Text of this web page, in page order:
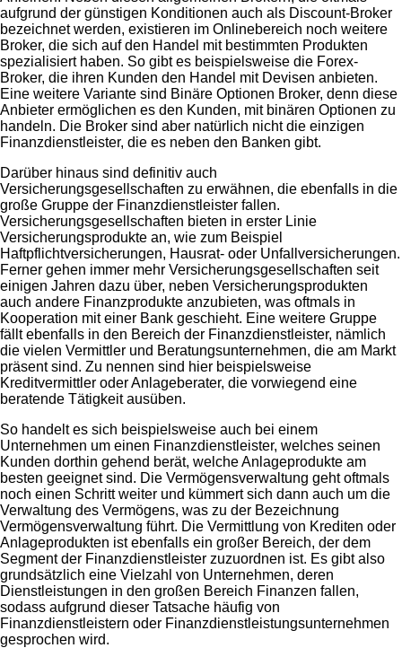
aufgrund der günstigen Konditionen auch als Discount-Broker
bezeichnet werden, existieren im Onlinebereich noch weitere
Broker, die sich auf den Handel mit bestimmten Produkten
spezialisiert haben. So gibt es beispielsweise die Forex-
Broker, die ihren Kunden den Handel mit Devisen anbieten.
Eine weitere Variante sind Binäre Optionen Broker, denn diese
Anbieter ermöglichen es den Kunden, mit binären Optionen zu
handeln. Die Broker sind aber natürlich nicht die einzigen
Finanzdienstleister, die es neben den Banken gibt.
Darüber hinaus sind definitiv auch
Versicherungsgesellschaften zu erwähnen, die ebenfalls in die
große Gruppe der Finanzdienstleister fallen.
Versicherungsgesellschaften bieten in erster Linie
Versicherungsprodukte an, wie zum Beispiel
Haftpflichtversicherungen, Hausrat- oder Unfallversicherungen.
Ferner gehen immer mehr Versicherungsgesellschaften seit
einigen Jahren dazu über, neben Versicherungsprodukten
auch andere Finanzprodukte anzubieten, was oftmals in
Kooperation mit einer Bank geschieht. Eine weitere Gruppe
fällt ebenfalls in den Bereich der Finanzdienstleister, nämlich
die vielen Vermittler und Beratungsunternehmen, die am Markt
präsent sind. Zu nennen sind hier beispielsweise
Kreditvermittler oder Anlageberater, die vorwiegend eine
beratende Tätigkeit ausüben.
So handelt es sich beispielsweise auch bei einem
Unternehmen um einen Finanzdienstleister, welches seinen
Kunden dorthin gehend berät, welche Anlageprodukte am
besten geeignet sind. Die Vermögensverwaltung geht oftmals
noch einen Schritt weiter und kümmert sich dann auch um die
Verwaltung des Vermögens, was zu der Bezeichnung
Vermögensverwaltung führt. Die Vermittlung von Krediten oder
Anlageprodukten ist ebenfalls ein großer Bereich, der dem
Segment der Finanzdienstleister zuzuordnen ist. Es gibt also
grundsätzlich eine Vielzahl von Unternehmen, deren
Dienstleistungen in den großen Bereich Finanzen fallen,
sodass aufgrund dieser Tatsache häufig von
Finanzdienstleistern oder Finanzdienstleistungsunternehmen
gesprochen wird.